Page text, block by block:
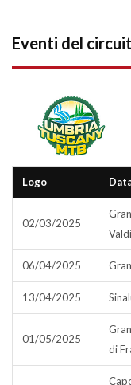
Eventi del
Logo
02/03/2025
06/04/2025
13/04/2025
01/05/2025
di